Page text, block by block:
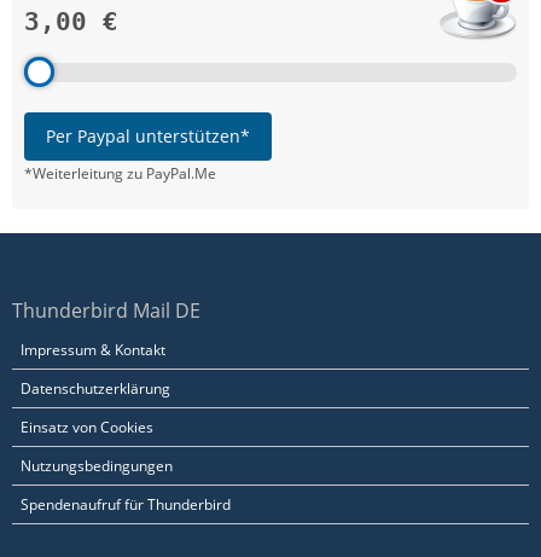
3,00 €
Per Paypal unterstützen*
*Weiterleitung zu PayPal.Me
Thunderbird Mail DE
Impressum & Kontakt
Datenschutzerklärung
Einsatz von Cookies
Nutzungsbedingungen
Spendenaufruf für Thunderbird